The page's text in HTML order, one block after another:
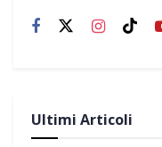
Ultimi Articoli